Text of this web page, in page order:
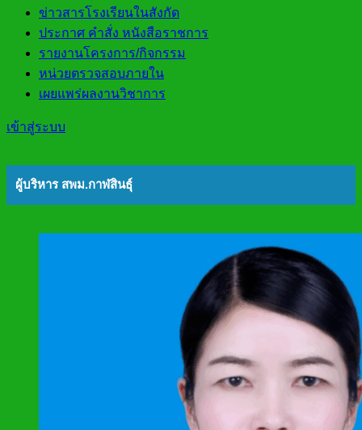
ข่าวสารโรงเรียนในสังกัด
ประกาศ คำสั่ง หนังสือราชการ
รายงานโครงการ/กิจกรรม
หน่วยตรวจสอบภายใน
เผยแพร่ผลงานวิชาการ
เข้าสู่ระบบ
ผู้บริหาร สพม.กาฬสินธุ์